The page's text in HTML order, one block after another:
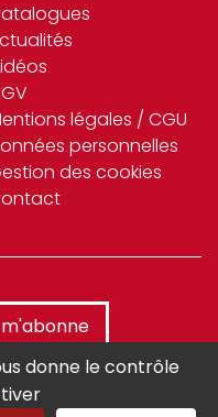
légales / CGU
personnelles
des cookies
donne le contrôle